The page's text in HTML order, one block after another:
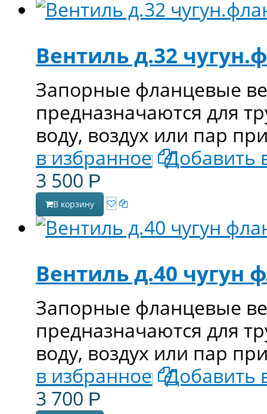
Вентиль д.32
Запорные фланцевые
предназначаются для
воду, воздух или пар
в избранное Добавить
3 500 Р
В корзину
Вентиль д.40 чугун
Запорные фланцевые
предназначаются для
воду, воздух или пар
в избранное Добавить
3 700 Р